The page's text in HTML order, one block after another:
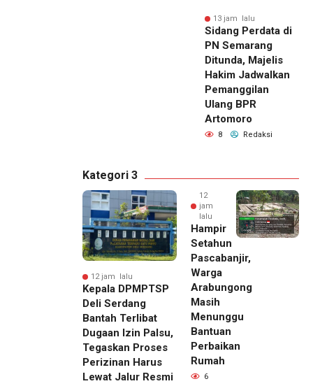
13 jam lalu
Sidang Perdata di
PN Semarang
Ditunda, Majelis
Hakim Jadwalkan
Pemanggilan
Ulang BPR
Artomoro
8 Redaksi
Kategori 3
12 jam lalu
Kepala DPMPTSP
Deli Serdang
Bantah Terlibat
Dugaan Izin Palsu,
Tegaskan Proses
Perizinan Harus
Lewat Jalur Resmi
12
jam
lalu
Hampir
Setahun
Pascabanjir,
Warga
Arabungong
Masih
Menunggu
Bantuan
Perbaikan
Rumah
6